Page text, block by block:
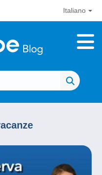
Italiano